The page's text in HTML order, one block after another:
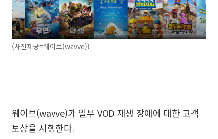
(사진제공=웨이브(wavve))
웨이브(wavve)가 일부 VOD 재생 장애에 대한 고객
보상을 시행한다.